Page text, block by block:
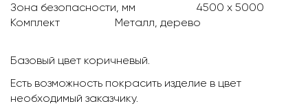
Зона безопасности, мм
4500 х 5000
Комплект
Металл, дерево
Базовый цвет коричневый.
Есть возможность покрасить изделие в цвет
необходимый заказчику.